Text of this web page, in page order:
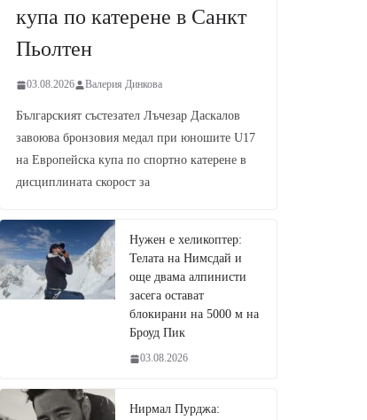
купа по катерене в Санкт
Пьолтен
03.08.2026 Валерия Динкова
Българският състезател Лъчезар Даскалов
завоюва бронзовия медал при юношите U17
на Европейска купа по спортно катерене в
дисциплината скорост за
Нужен е хеликоптер:
Телата на Нимсдай и
още двама алпинисти
засега остават
блокирани на 5000 м на
Броуд Пик
03.08.2026
Нирмал Пурджа: